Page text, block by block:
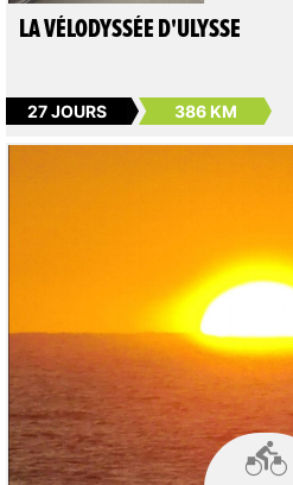
LA VÉLODYSSÉE D'ULYSSE
27 JOURS 386 KM
